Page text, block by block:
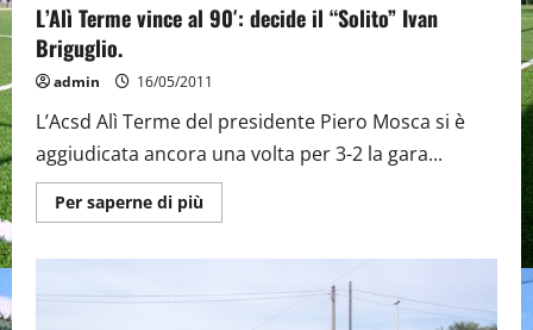
L’Alì Terme vince al 90′: decide il “Solito” Ivan
Briguglio.
admin 16/05/2011
L’Acsd Alì Terme del presidente Piero Mosca si è
aggiudicata ancora una volta per 3-2 la gara...
Per saperne di piùMaggiori
informazioni
al